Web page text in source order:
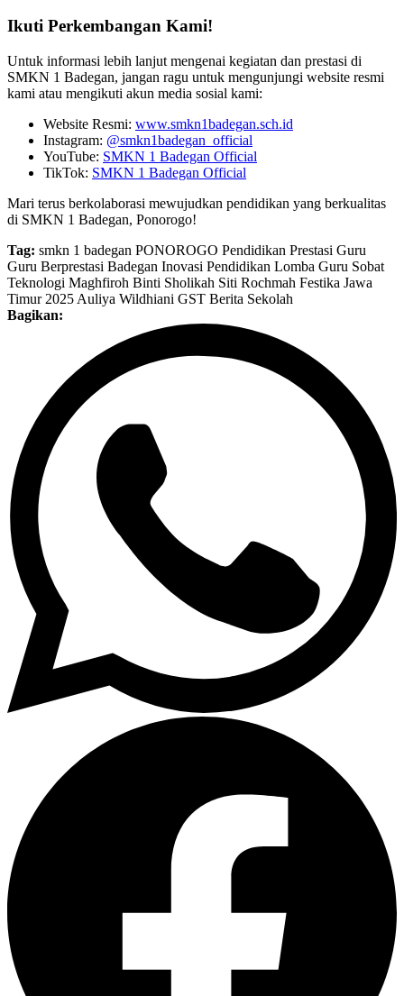
Ikuti Perkembangan Kami!
Untuk informasi lebih lanjut mengenai kegiatan dan prestasi di
SMKN 1 Badegan, jangan ragu untuk mengunjungi website resmi
kami atau mengikuti akun media sosial kami:
Website Resmi: www.smkn1badegan.sch.id
Instagram: @smkn1badegan_official
YouTube: SMKN 1 Badegan Official
TikTok: SMKN 1 Badegan Official
Mari terus berkolaborasi mewujudkan pendidikan yang berkualitas
di SMKN 1 Badegan, Ponorogo!
Tag: smkn 1 badegan PONOROGO Pendidikan Prestasi Guru
Guru Berprestasi Badegan Inovasi Pendidikan Lomba Guru Sobat
Teknologi Maghfiroh Binti Sholikah Siti Rochmah Festika Jawa
Timur 2025 Auliya Wildhiani GST Berita Sekolah
Bagikan: